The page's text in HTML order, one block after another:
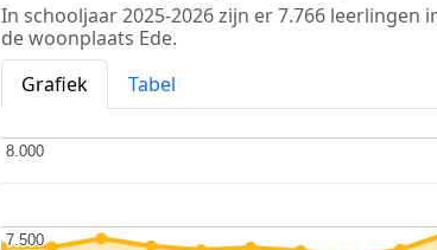
In schooljaar 2025-2026 zijn er 7.766 leerlingen
de woonplaats Ede.
Grafiek
Tabel
7.500
7.500
8.000
8.000